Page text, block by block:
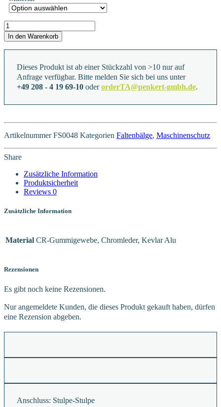
FS0048 Menge
In den Warenkorb
Dieses Produkt ist ab einer Stückzahl von >10 nur auf
Anfrage verfügbar. Bitte melden Sie sich bei uns unter
+49 208 - 4 19 69-10 oderorderTA@penkert-gmbh.de.
Artikelnummer FS0048 Kategorien Faltenbälge, Maschinenschutz
Share
Zusätzliche Information
Produktsicherheit
Reviews 0
Zusätzliche Information
Material CR-Gummigewebe, Chromleder, Kevlar Alu
Rezensionen
Es gibt noch keine Rezensionen.
Nur angemeldete Kunden, die dieses Produkt gekauft haben, dürfen
eine Rezension abgeben.
Anschluss: Stulpe-Stulpe